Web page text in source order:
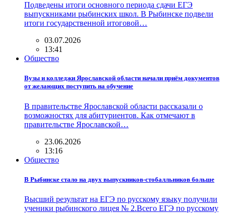
Подведены итоги основного периода сдачи ЕГЭ
выпускниками рыбинских школ. В Рыбинске подвели
итоги государственной итоговой…
03.07.2026
13:41
Общество
Вузы и колледжи Ярославской области начали приём документов
от желающих поступить на обучение
В правительстве Ярославской области рассказали о
возможностях для абитуриентов. Как отмечают в
правительстве Ярославской…
23.06.2026
13:16
Общество
В Рыбинске стало на двух выпускников-стобалльников больше
Высший результат на ЕГЭ по русскому языку получили
ученики рыбинского лицея № 2.Всего ЕГЭ по русскому